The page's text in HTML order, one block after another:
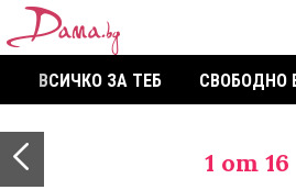
ВСИЧКО ЗА ТЕБ СВОБОДНО
1 от 16